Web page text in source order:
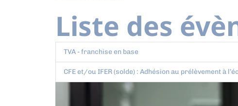
Liste des
TVA - franchise en base
CFE et/ou IFER (solde) : Adhésion au prélèvement à